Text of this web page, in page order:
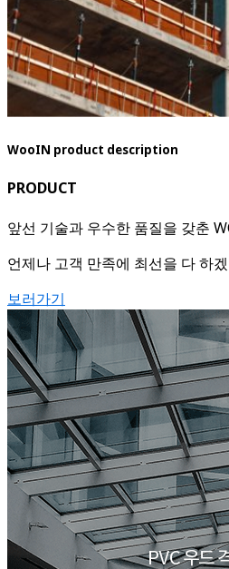
WooIN product description
PRODUCT
앞선 기술과 우수한 품질을 갖춘
언제나 고객 만족에 최선을 다 하
보러가기